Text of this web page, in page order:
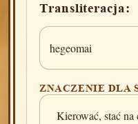
Transliteracja:
hegeomai
ZNACZENIE DLA
Kierować, stać na